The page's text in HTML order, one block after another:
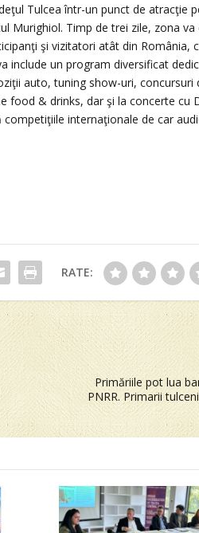
Tulcea într-un punct de atracţie
Murighiol. Timp de trei zile, zona va
şi vizitatori atât din România,
include un program diversificat
auto, tuning show-uri,
& drinks, dar şi la concerte cu
internaţionale de car
RATE:
Primăriile pot lua
PNRR. Primarii